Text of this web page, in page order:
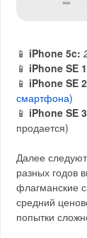
📱 iPhone 5c:
📱 iPhone SE
📱 iPhone SE
смартфона)
📱 iPhone SE
продается)
Далее
разных годов
флагманские
средний
попытки